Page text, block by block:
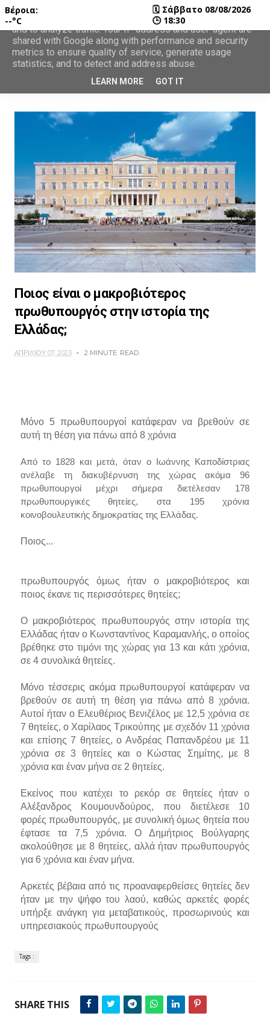
Ποιος είναι ο μακροβιότερος
πρωθυπουργός στην ιστορία της
Ελλάδας;
ΑΠΡΙΛΊΟΥ 07, 2023 2 MINUTE READ
Μόνο 5 πρωθυπουργοί κατάφεραν να βρεθούν σε
αυτή τη θέση για πάνω από 8 χρόνια
Από το 1828 και μετά, όταν ο Ιωάννης Καποδίστριας
ανέλαβε τη διακυβέρνυση της χώρας ακόμα 96
πρωθυπουργοί μέχρι σήμερα διετέλεσαν 178
πρωθυπουργικές θητείες, στα 195 χρόνια
κοινοβουλευτικής δημοκρατίας της Ελλάδας.
Ποιος...
πρωθυπουργός όμως ήταν ο μακροβιότερος και
ποιος έκανε τις περισσότερες θητείες;
Ο μακροβιότερος πρωθυπουργός στην ιστορία της
Ελλάδας ήταν ο Κωνσταντίνος Καραμανλής, ο οποίος
βρέθηκε στο τιμόνι της χώρας για 13 και κάτι χρόνια,
σε 4 συνολικά θητείες.
Μόνο τέσσερις ακόμα πρωθυπουργοί κατάφεραν να
βρεθούν σε αυτή τη θέση για πάνω από 8 χρόνια.
Αυτοί ήταν ο Ελευθέριος Βενιζέλος με 12,5 χρόνια σε
7 θητείες, ο Χαρίλαος Τρικούπης με σχεδόν 11 χρόνια
και επίσης 7 θητείες, ο Ανδρέας Παπανδρέου με 11
χρόνια σε 3 θητείες και ο Κώστας Σημίτης, με 8
χρόνια και έναν μήνα σε 2 θητείες.
Εκείνος που κατέχει το ρεκόρ σε θητείες ήταν ο
Αλέξανδρος Κουμουνδούρος, που διετέλεσε 10
φορές πρωθυπουργός, με συνολική όμως θητεία που
έφτασε τα 7,5 χρόνια. Ο Δημήτριος Βούλγαρης
ακολούθησε με 8 θητείες, αλλά ήταν πρωθυπουργός
για 6 χρόνια και έναν μήνα.
Αρκετές βέβαια από τις προαναφερθείσες θητείες δεν
ήταν με την ψήφο του λαού, καθώς αρκετές φορές
υπήρξε ανάγκη για μεταβατικούς, προσωρινούς και
υπηρεσιακούς πρωθυπουργούς
Tags :
SHARE THIS
Βέροια:
--°C
🗓 Σάββατο 08/08/2026
🕒 18:30
This site uses cookies from Google to deliver its services
and to analyze traffic. Your IP address and user-agent are
shared with Google along with performance and security
metrics to ensure quality of service, generate usage
statistics, and to detect and address abuse.
LEARN MORE GOT IT